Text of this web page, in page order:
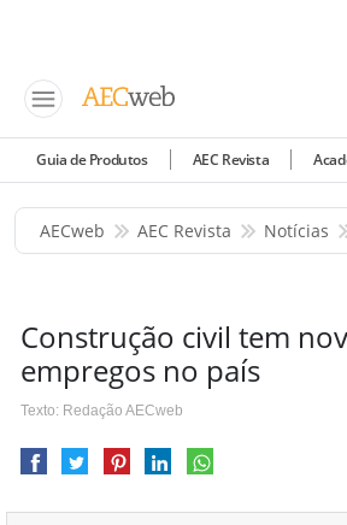
Guia de Produtos AEC Revista
AECweb AEC Revista Notícias
Construção civil tem
empregos no país
Texto: Redação AECweb